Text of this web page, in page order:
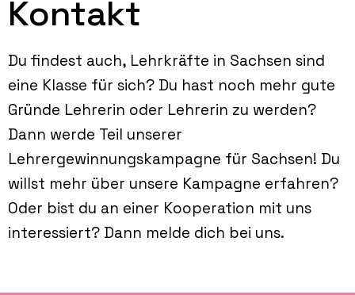
Kontakt
Du findest auch, Lehrkräfte in Sachsen sind
eine Klasse für sich? Du hast noch mehr gute
Gründe Lehrerin oder Lehrerin zu werden?
Dann werde Teil unserer
Lehrergewinnungskampagne für Sachsen! Du
willst mehr über unsere Kampagne erfahren?
Oder bist du an einer Kooperation mit uns
interessiert? Dann melde dich bei uns.